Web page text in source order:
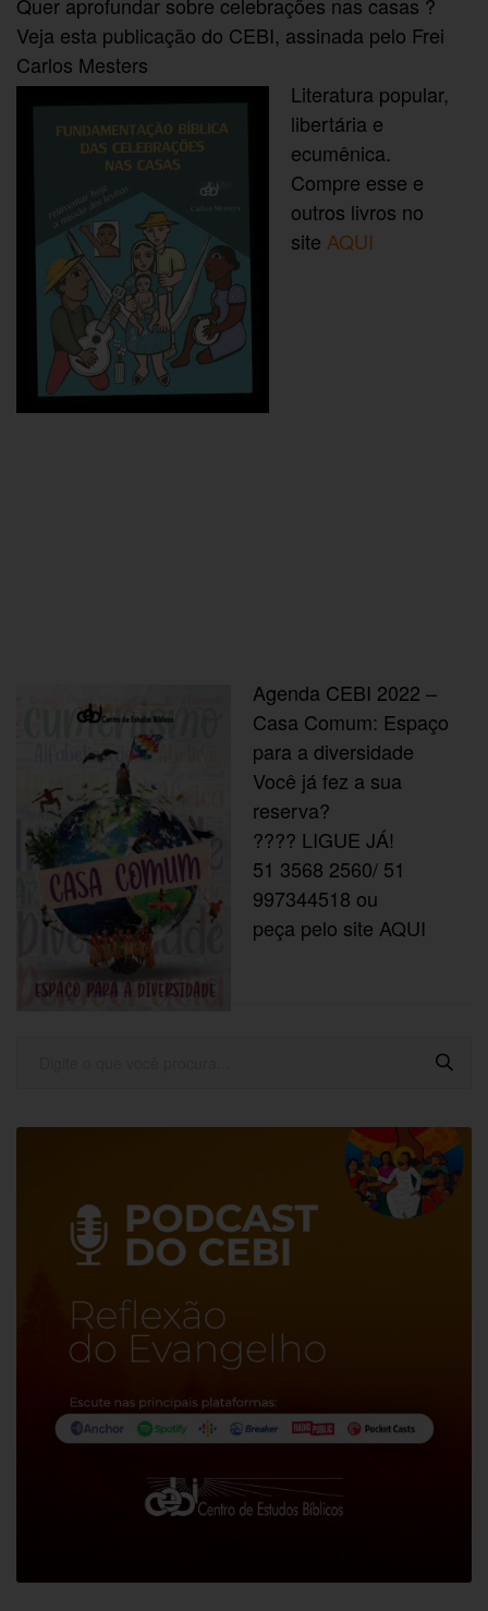
Veja esta publicação do CEBI, assinada pelo Frei
Carlos Mesters
Literatura popular,
libertária e
ecumênica.
Compre esse e
outros livros no
site AQUI
Agenda CEBI 2022 –
Casa Comum: Espaço
para a diversidade
Você já fez a sua
reserva?
???? LIGUE JÁ!
51 3568 2560/ 51
997344518 ou
peça pelo site AQUI